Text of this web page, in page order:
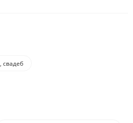
свадеб